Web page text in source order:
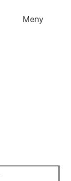
Meny